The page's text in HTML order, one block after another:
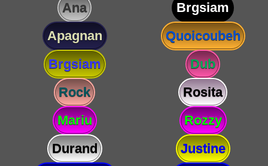
Ana
Brgsiam
Apagnan
Quoicoubeh
Brgsiam
Dub
Rock
Rosita
Mariu
Rozzy
Durand
Justine